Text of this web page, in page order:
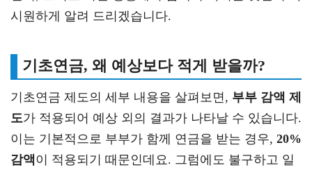
시원하게 알려 드리겠습니다.
기초연금, 왜 예상보다 적게 받을까?
기초연금 제도의 세부 내용을 살펴보면, 부부 감액 제
도가 적용되어 예상 외의 결과가 나타날 수 있습니다.
이는 기본적으로 부부가 함께 연금을 받는 경우, 20%
감액이 적용되기 때문인데요. 그럼에도 불구하고 일